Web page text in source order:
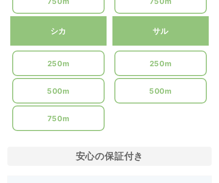
シカ
250m
500m
750m
サル
250m
500m
安心の保証付き